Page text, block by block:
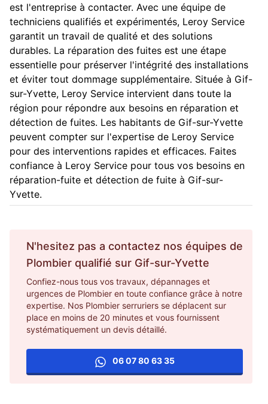
est l'entreprise à contacter. Avec une équipe de
techniciens qualifiés et expérimentés, Leroy Service
garantit un travail de qualité et des solutions
durables. La réparation des fuites est une étape
essentielle pour préserver l'intégrité des installations
et éviter tout dommage supplémentaire. Située à Gif-
sur-Yvette, Leroy Service intervient dans toute la
région pour répondre aux besoins en réparation et
détection de fuites. Les habitants de Gif-sur-Yvette
peuvent compter sur l'expertise de Leroy Service
pour des interventions rapides et efficaces. Faites
confiance à Leroy Service pour tous vos besoins en
réparation-fuite et détection de fuite à Gif-sur-
Yvette.
N'hesitez pas a contactez nos équipes de
Plombier qualifié sur Gif-sur-Yvette
Confiez-nous tous vos travaux, dépannages et
urgences de Plombier en toute confiance grâce à notre
expertise. Nos Plombier serruriers se déplacent sur
place en moins de 20 minutes et vous fournissent
systématiquement un devis détaillé.
06 07 80 63 35